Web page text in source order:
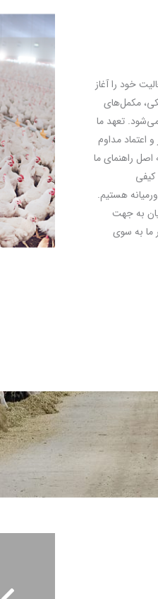
۱۳۷۶ به‌طور رسمی فعالیت خود را آغاز
مکمل‌های
تعهد ما
اعتماد مداوم
راهنمای ما
کیفی
هستیم.
به جهت
ما به سوی